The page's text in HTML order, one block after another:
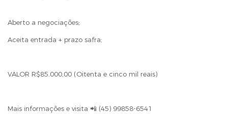
Aberto a negociações;
Aceita entrada + prazo safra;
VALOR R$85.000,00 (Oitenta e cinco mil reais)
Mais informações e visita 📲 (45) 99858-6541